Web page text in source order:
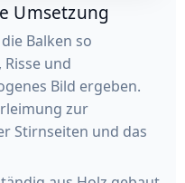
Umsetzung
Balken so
und
Bild ergeben.
zur
Stirnseiten und das